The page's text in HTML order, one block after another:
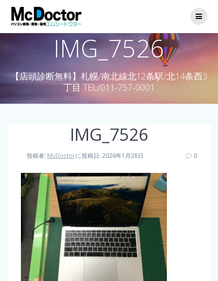
IMG_7526
【店頭診断無料】札幌/南北線北12条駅/北14条西3
丁目 TEL/011-757-0001
IMG_7526
投稿者: McDoctorに投稿日: 2026年1月28日 0